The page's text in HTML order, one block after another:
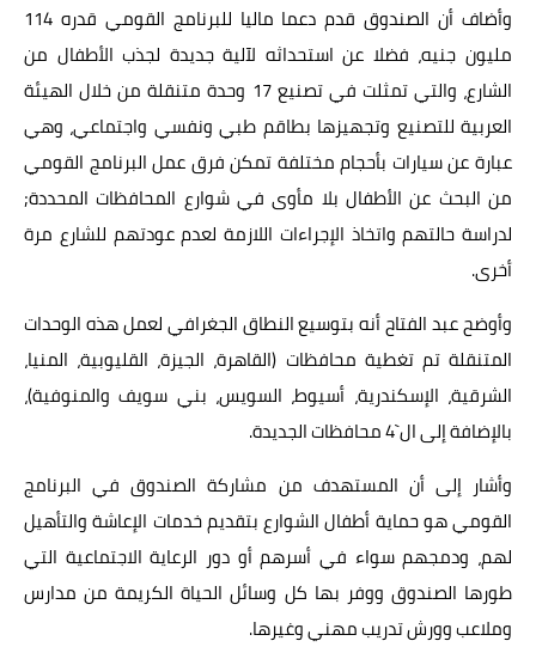
وأضاف أن الصندوق قدم دعما ماليا للبرنامج القومي قدره 114
مليون جنيه، فضلا عن استحداثه لآلية جديدة لجذب الأطفال من
الشارع، والتي تمثلت في تصنيع 17 وحدة متنقلة من خلال الهيئة
العربية للتصنيع وتجهيزها بطاقم طبي ونفسي واجتماعي، وهي
عبارة عن سيارات بأحجام مختلفة تمكن فرق عمل البرنامج القومي
من البحث عن الأطفال بلا مأوى في شوارع المحافظات المحددة;
لدراسة حالتهم واتخاذ الإجراءات اللازمة لعدم عودتهم للشارع مرة
أخرى.
وأوضح عبد الفتاح أنه بتوسيع النطاق الجغرافي لعمل هذه الوحدات
المتنقلة تم تغطية محافظات (القاهرة، الجيزة، القليوبية، المنيا،
الشرقية، الإسكندرية، أسيوط، السويس، بني سويف والمنوفية)،
بالإضافة إلى ال`4 محافظات الجديدة.
وأشار إلى أن المستهدف من مشاركة الصندوق في البرنامج
القومي هو حماية أطفال الشوارع بتقديم خدمات الإعاشة والتأهيل
لهم، ودمجهم سواء في أسرهم أو دور الرعاية الاجتماعية التي
طورها الصندوق ووفر بها كل وسائل الحياة الكريمة من مدارس
وملاعب وورش تدريب مهني وغيرها.